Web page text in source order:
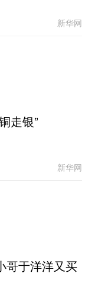
新华网
走银”
新华网
哥于洋洋又买